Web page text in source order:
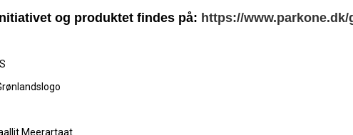
og produktet findes på: https://www.parkone.dk/
Meerartaat